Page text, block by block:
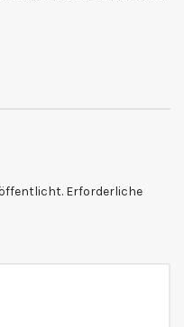
Erforderliche